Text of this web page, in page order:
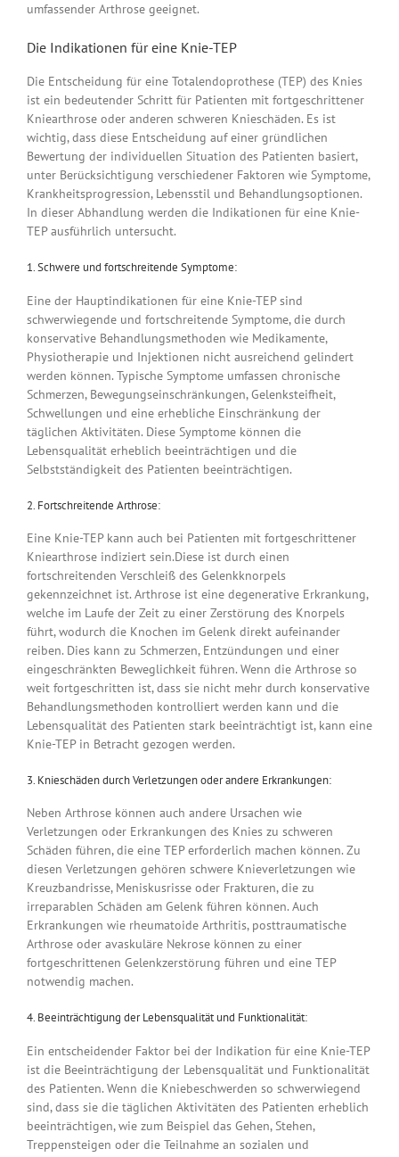
umfassender Arthrose geeignet.
Die Indikationen für eine Knie-TEP
Die Entscheidung für eine Totalendoprothese (TEP) des Knies
ist ein bedeutender Schritt für Patienten mit fortgeschrittener
Kniearthrose oder anderen schweren Knieschäden. Es ist
wichtig, dass diese Entscheidung auf einer gründlichen
Bewertung der individuellen Situation des Patienten basiert,
unter Berücksichtigung verschiedener Faktoren wie Symptome,
Krankheitsprogression, Lebensstil und Behandlungsoptionen.
In dieser Abhandlung werden die Indikationen für eine Knie-
TEP ausführlich untersucht.
1. Schwere und fortschreitende Symptome:
Eine der Hauptindikationen für eine Knie-TEP sind
schwerwiegende und fortschreitende Symptome, die durch
konservative Behandlungsmethoden wie Medikamente,
Physiotherapie und Injektionen nicht ausreichend gelindert
werden können. Typische Symptome umfassen chronische
Schmerzen, Bewegungseinschränkungen, Gelenksteifheit,
Schwellungen und eine erhebliche Einschränkung der
täglichen Aktivitäten. Diese Symptome können die
Lebensqualität erheblich beeinträchtigen und die
Selbstständigkeit des Patienten beeinträchtigen.
2. Fortschreitende Arthrose:
Eine Knie-TEP kann auch bei Patienten mit fortgeschrittener
Kniearthrose indiziert sein.Diese ist durch einen
fortschreitenden Verschleiß des Gelenkknorpels
gekennzeichnet ist. Arthrose ist eine degenerative Erkrankung,
welche im Laufe der Zeit zu einer Zerstörung des Knorpels
führt, wodurch die Knochen im Gelenk direkt aufeinander
reiben. Dies kann zu Schmerzen, Entzündungen und einer
eingeschränkten Beweglichkeit führen. Wenn die Arthrose so
weit fortgeschritten ist, dass sie nicht mehr durch konservative
Behandlungsmethoden kontrolliert werden kann und die
Lebensqualität des Patienten stark beeinträchtigt ist, kann eine
Knie-TEP in Betracht gezogen werden.
3. Knieschäden durch Verletzungen oder andere Erkrankungen:
Neben Arthrose können auch andere Ursachen wie
Verletzungen oder Erkrankungen des Knies zu schweren
Schäden führen, die eine TEP erforderlich machen können. Zu
diesen Verletzungen gehören schwere Knieverletzungen wie
Kreuzbandrisse, Meniskusrisse oder Frakturen, die zu
irreparablen Schäden am Gelenk führen können. Auch
Erkrankungen wie rheumatoide Arthritis, posttraumatische
Arthrose oder avaskuläre Nekrose können zu einer
fortgeschrittenen Gelenkzerstörung führen und eine TEP
notwendig machen.
4. Beeinträchtigung der Lebensqualität und Funktionalität:
Ein entscheidender Faktor bei der Indikation für eine Knie-TEP
ist die Beeinträchtigung der Lebensqualität und Funktionalität
des Patienten. Wenn die Kniebeschwerden so schwerwiegend
sind, dass sie die täglichen Aktivitäten des Patienten erheblich
beeinträchtigen, wie zum Beispiel das Gehen, Stehen,
Treppensteigen oder die Teilnahme an sozialen und